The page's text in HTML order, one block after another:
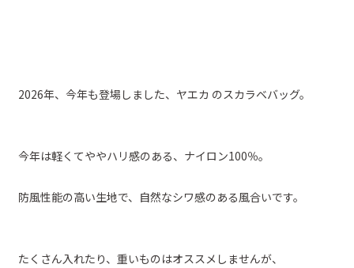
2026年、今年も登場しました、ヤエカ のスカラベバッグ。
今年は軽くてややハリ感のある、ナイロン100％。
防風性能の高い生地で、自然なシワ感のある風合いです。
たくさん入れたり、重いものはオススメしませんが、